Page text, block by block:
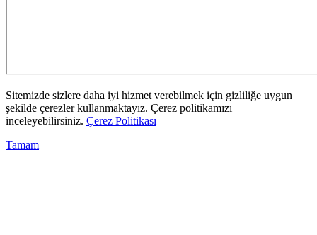
Sitemizde sizlere daha iyi hizmet verebilmek için gizliliğe uygun
şekilde çerezler kullanmaktayız. Çerez politikamızı
inceleyebilirsiniz. Çerez Politikası
Tamam